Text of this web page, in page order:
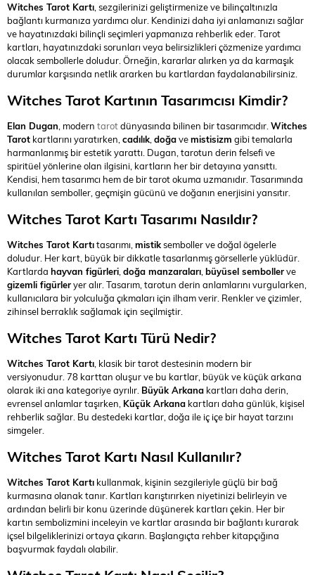
Witches Tarot Kartı, sezgilerinizi geliştirmenize ve bilinçaltınızla
bağlantı kurmanıza yardımcı olur. Kendinizi daha iyi anlamanızı sağlar
ve hayatınızdaki bilinçli seçimleri yapmanıza rehberlik eder. Tarot
kartları, hayatınızdaki sorunları veya belirsizlikleri çözmenize yardımcı
olacak sembollerle doludur. Örneğin, kararlar alırken ya da karmaşık
durumlar karşısında netlik ararken bu kartlardan faydalanabilirsiniz.
Witches Tarot Kartının Tasarımcısı Kimdir?
Elan Dugan, modern tarotdünyasında bilinen bir tasarımcıdır.Witches
Tarot kartlarını yaratırken,cadılık,doğavemistisizm gibi temalarla
harmanlanmış bir estetik yarattı. Dugan, tarotun derin felsefi ve
spiritüel yönlerine olan ilgisini, kartların her bir detayına yansıttı.
Kendisi, hem tasarımcı hem de bir tarot okuma uzmanıdır. Tasarımında
kullanılan semboller, geçmişin gücünü ve doğanın enerjisini yansıtır.
Witches Tarot Kartı Tasarımı Nasıldır?
Witches Tarot Kartıtasarımı,mistiksemboller ve doğal ögelerle
doludur. Her kart, büyük bir dikkatle tasarlanmış görsellerle yüklüdür.
Kartlarda hayvan figürleri,doğa manzaraları,büyüsel sembollerve
gizemli figürleryer alır. Tasarım, tarotun derin anlamlarını vurgularken,
kullanıcılara bir yolculuğa çıkmaları için ilham verir. Renkler ve çizimler,
zihinsel berraklık sağlamak için seçilmiştir.
Witches Tarot Kartı Türü Nedir?
Witches Tarot Kartı, klasik bir tarot destesinin modern bir
versiyonudur. 78 karttan oluşur ve bu kartlar, büyük ve küçük arkana
olarak iki ana kategoriye ayrılır. Büyük Arkana kartları daha derin,
evrensel anlamlar taşırken, Küçük Arkana kartları daha günlük, kişisel
rehberlik sağlar. Bu destedeki kartlar, doğa ile iç içe bir hayat tarzını
simgeler.
Witches Tarot Kartı Nasıl Kullanılır?
Witches Tarot Kartı kullanmak, kişinin sezgileriyle güçlü bir bağ
kurmasına olanak tanır. Kartları karıştırırken niyetinizi belirleyin ve
ardından belirli bir konu üzerinde düşünerek kartları çekin. Her bir
kartın sembolizmini inceleyin ve kartlar arasında bir bağlantı kurarak
içsel bilgeliklerinizi ortaya çıkarın. Başlangıçta rehber kitapçığına
başvurmak faydalı olabilir.